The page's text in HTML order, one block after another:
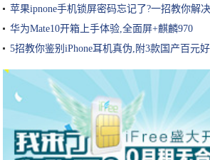
苹果ipnone手机锁屏密码忘记了?一招教你解
华为Mate10开箱上手体验,全面屏+麒麟970
5招教你鉴别iPhone耳机真伪,附3款国产百元